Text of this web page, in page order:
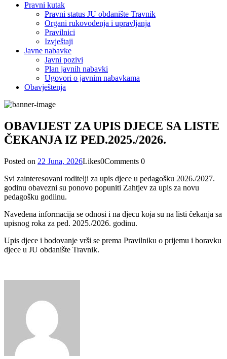
Pravni kutak
Pravni status JU obdanište Travnik
Organi rukovođenja i upravljanja
Pravilnici
Izvještaji
Javne nabavke
Javni pozivi
Plan javnih nabavki
Ugovori o javnim nabavkama
Obavještenja
OBAVIJEST ZA UPIS DJECE SA LISTE
ČEKANJA IZ PED.2025./2026.
Posted on 22 Juna, 2026Likes0Comments 0
Svi zainteresovani roditelji za upis djece u pedagošku 2026./2027.
godinu obavezni su ponovo popuniti Zahtjev za upis za novu
pedagošku godiinu.
Navedena informacija se odnosi i na djecu koja su na listi čekanja sa
upisnog roka za ped. 2025./2026. godinu.
Upis djece i bodovanje vrši se prema Pravilniku o prijemu i boravku
djece u JU obdanište Travnik.